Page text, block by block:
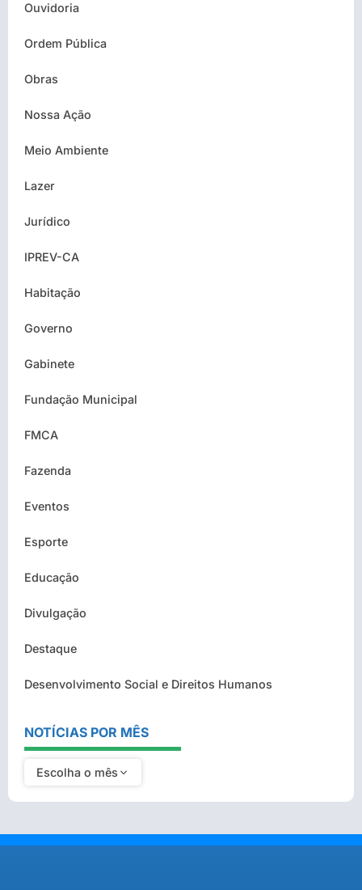
Ouvidoria
Ordem Pública
Obras
Nossa Ação
Meio Ambiente
Lazer
Jurídico
IPREV-CA
Habitação
Governo
Gabinete
Fundação Municipal
FMCA
Fazenda
Eventos
Esporte
Educação
Divulgação
Destaque
Desenvolvimento Social e Direitos Humanos
NOTÍCIAS POR MÊS
Escolha o mês